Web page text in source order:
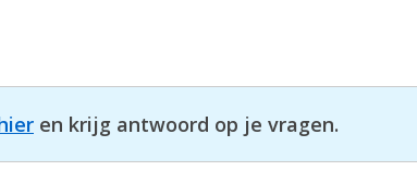
en krijg antwoord op je vragen.